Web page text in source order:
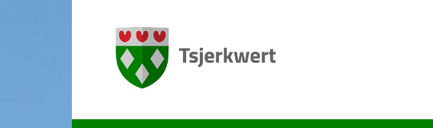
Tsjerkwert